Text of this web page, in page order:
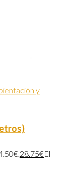
y
28.75€El